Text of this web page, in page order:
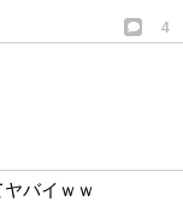
4
バイｗｗ